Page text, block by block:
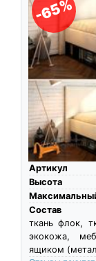
-65%
Артикул
Высота
Состав
ткань флок,
экокожа,
ящиком